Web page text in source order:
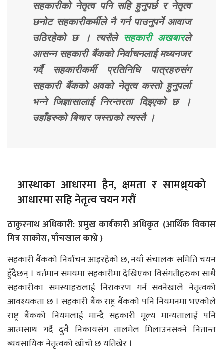
सहकारीको नेतृत्व पनि सहि हुनुपर्छ र नेतृत्व
छनोट सहकारीकर्मीले नै गर्न पाउनुपर्ने आवाज
उठिरहेको छ । त्यसैले सहकारी अखबारले
आसन्न सहकारी बैंकको निर्वाचनलाई मध्यनजर
गर्दै सहकारीकर्मी प्रतिनिधि पात्रहरुसंग
सहकारी बैंकको अवको नेतृत्व कस्तो हुनुपर्ला
भन्ने जिज्ञासालाई निरन्तरता दिइएको छ ।
उहाँहरुको बिचार जस्ताको त्यस्तै ।
आस्थाका आधारमा हैन, क्षमता र सामथ्र्यको
आधारमा सहि नेतृत्व चयन गरौं
ठाकुरनाथ अधिकारी: प्रमुख कार्यकारी अधिकृत (आर्थिक विकास
मित्र साकोस, पाँचखाल काभ्रे )
सहकारी बैंकको निर्वाचन आइरहेको छ, नयाँ संचालक समिति चयन
हुँदैछन् । वर्तमान समयमा सहकारीमा देखिएका विसंगतीहरुका साथै
सहकारीका समस्याहरुलाई निराकरण गर्न सक्नेखाले नेतृत्वको
आवश्यकता छ । सहकारी बैंक राष्ट्र बैंकको पनि नियमनमा भएकोले
राष्ट्र बैंकको नियमलाई मान्दै सहकारी मूल्य मान्यतालाई पनि
आत्मसाथ गर्दै दुवै निकायसंग तालमेल मिलाउनसक्ने नितान्त
ब्यवसायिक नेतृत्वको खाँचो छ यतिखेर ।